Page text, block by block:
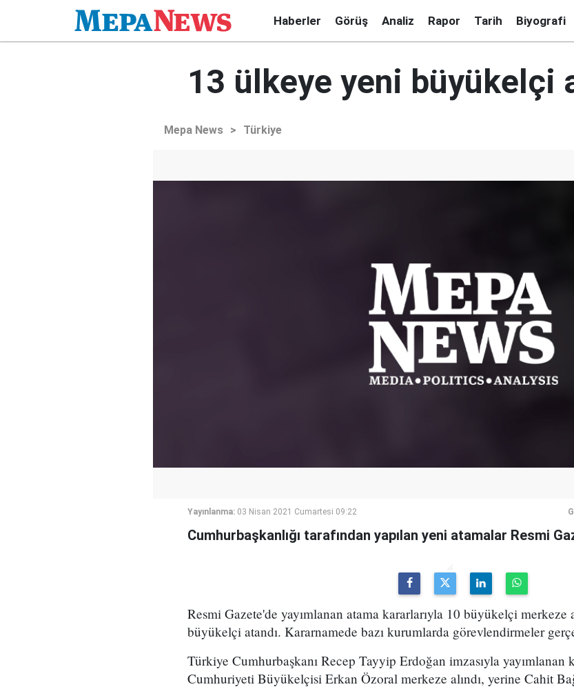
Haberler Görüş Analiz Rapor Tarih Biyografi
13 ülkeye yeni büyükelçi
Mepa News > Türkiye
Yayınlanma: 03 Nisan 2021 Cumartesi 09:22
Cumhurbaşkanlığı tarafından yapılan yeni atamalar Resmi
Resmi Gazete'de yayımlanan atama kararlarıyla 10 büyükelçi merkeze
büyükelçi atandı. Kararnamede bazı kurumlarda görevlendirmeler
Türkiye Cumhurbaşkanı Recep Tayyip Erdoğan imzasıyla yayımlanan
Cumhuriyeti Büyükelçisi Erkan Özoral merkeze alındı, yerine Cahit